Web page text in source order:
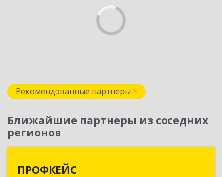
Рекомендованные партнеры
Ближайшие партнеры из соседних
регионов
ПРОФКЕЙС